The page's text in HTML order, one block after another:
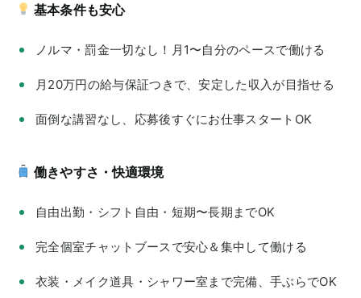
基本条件も安心
ノルマ・罰金一切なし！月1〜自分のペースで働ける
月20万円の給与保証つきで、安定した収入が目指せる
面倒な講習なし、応募後すぐにお仕事スタートOK
働きやすさ・快適環境
自由出勤・シフト自由・短期〜長期までOK
完全個室チャットブースで安心＆集中して働ける
衣装・メイク道具・シャワー室まで完備、手ぶらでOK